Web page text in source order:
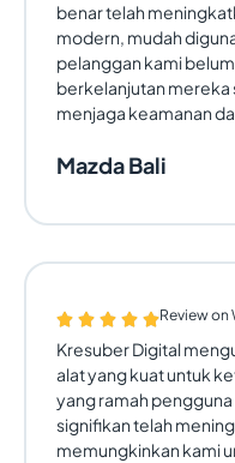
benar telah
modern, mudah
pelanggan kami
berkelanjutan mereka
menjaga keamanan
Mazda Bali
Review
Kresuber Digital
alat yang kuat untuk
yang ramah
signifikan telah
memungkinkan kami